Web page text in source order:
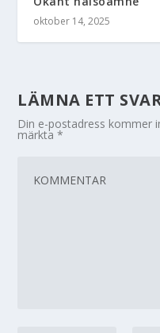
oktober 14, 2025
LÄMNA ETT
Din e-postadress kommer
märkta*